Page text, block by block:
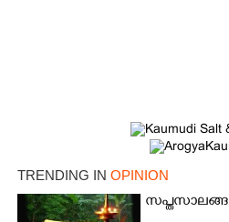
TRENDING IN OPINION